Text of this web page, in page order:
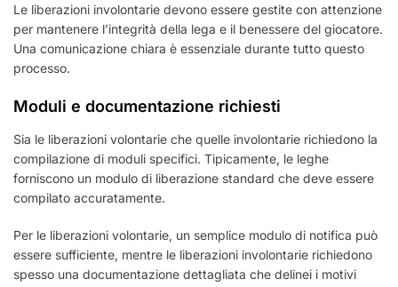
Le liberazioni involontarie devono essere gestite con attenzione
per mantenere l’integrità della lega e il benessere del giocatore.
Una comunicazione chiara è essenziale durante tutto questo
processo.
Moduli e documentazione richiesti
Sia le liberazioni volontarie che quelle involontarie richiedono la
compilazione di moduli specifici. Tipicamente, le leghe
forniscono un modulo di liberazione standard che deve essere
compilato accuratamente.
Per le liberazioni volontarie, un semplice modulo di notifica può
essere sufficiente, mentre le liberazioni involontarie richiedono
spesso una documentazione dettagliata che delinei i motivi